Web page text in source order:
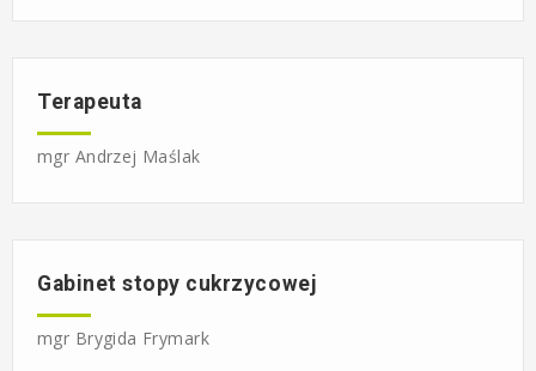
Terapeuta
mgr Andrzej Maślak
Gabinet stopy cukrzycowej
mgr Brygida Frymark